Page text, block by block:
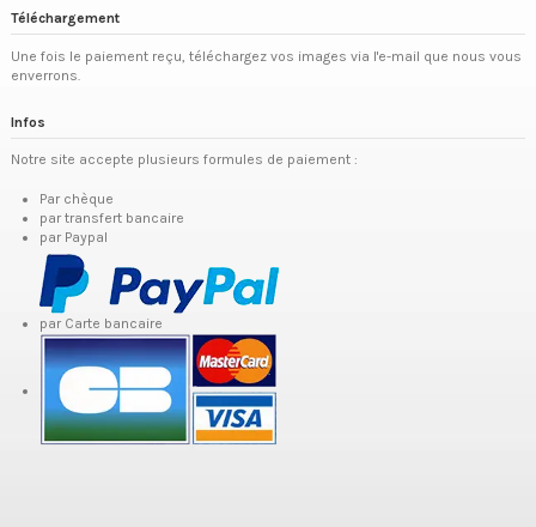
Téléchargement
Une fois le paiement reçu, téléchargez vos images via l'e-mail que nous vous
enverrons.
Infos
Notre site accepte plusieurs formules de paiement :
Par chèque
par transfert bancaire
par Paypal
par Carte bancaire